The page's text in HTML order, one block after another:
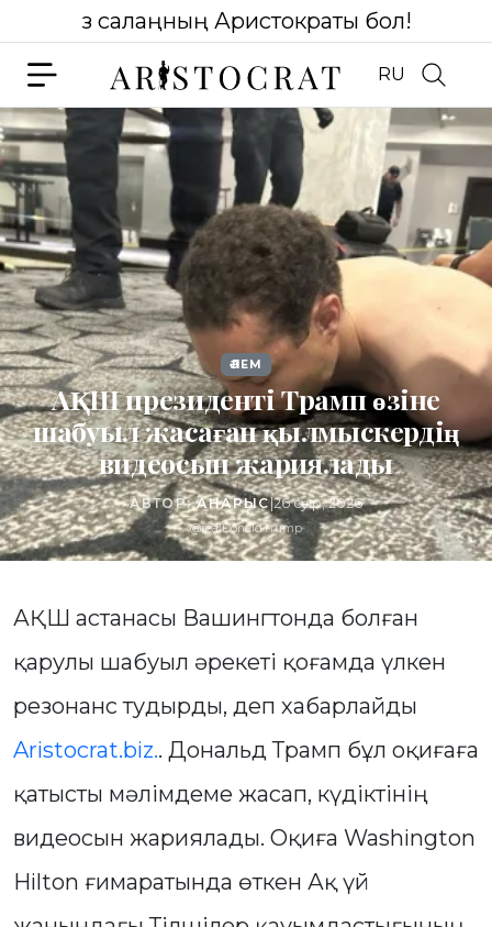
Өз салаңның Аристократы бол!
RU
ӘЛЕМ
АҚШ президенті Трамп өзіне
шабуыл жасаған қылмыскердің
видеосын жариялады
АВТОР:АНАРЫС|26 сәуір, 2026
@realDonaldTrump
АҚШ астанасы Вашингтонда болған
қарулы шабуыл әрекеті қоғамда үлкен
резонанс тудырды, деп хабарлайды
Aristocrat.biz.. Дональд Трамп бұл оқиғаға
қатысты мәлімдеме жасап, күдіктінің
видеосын жариялады. Оқиға Washington
Hilton ғимаратында өткен Ақ үй